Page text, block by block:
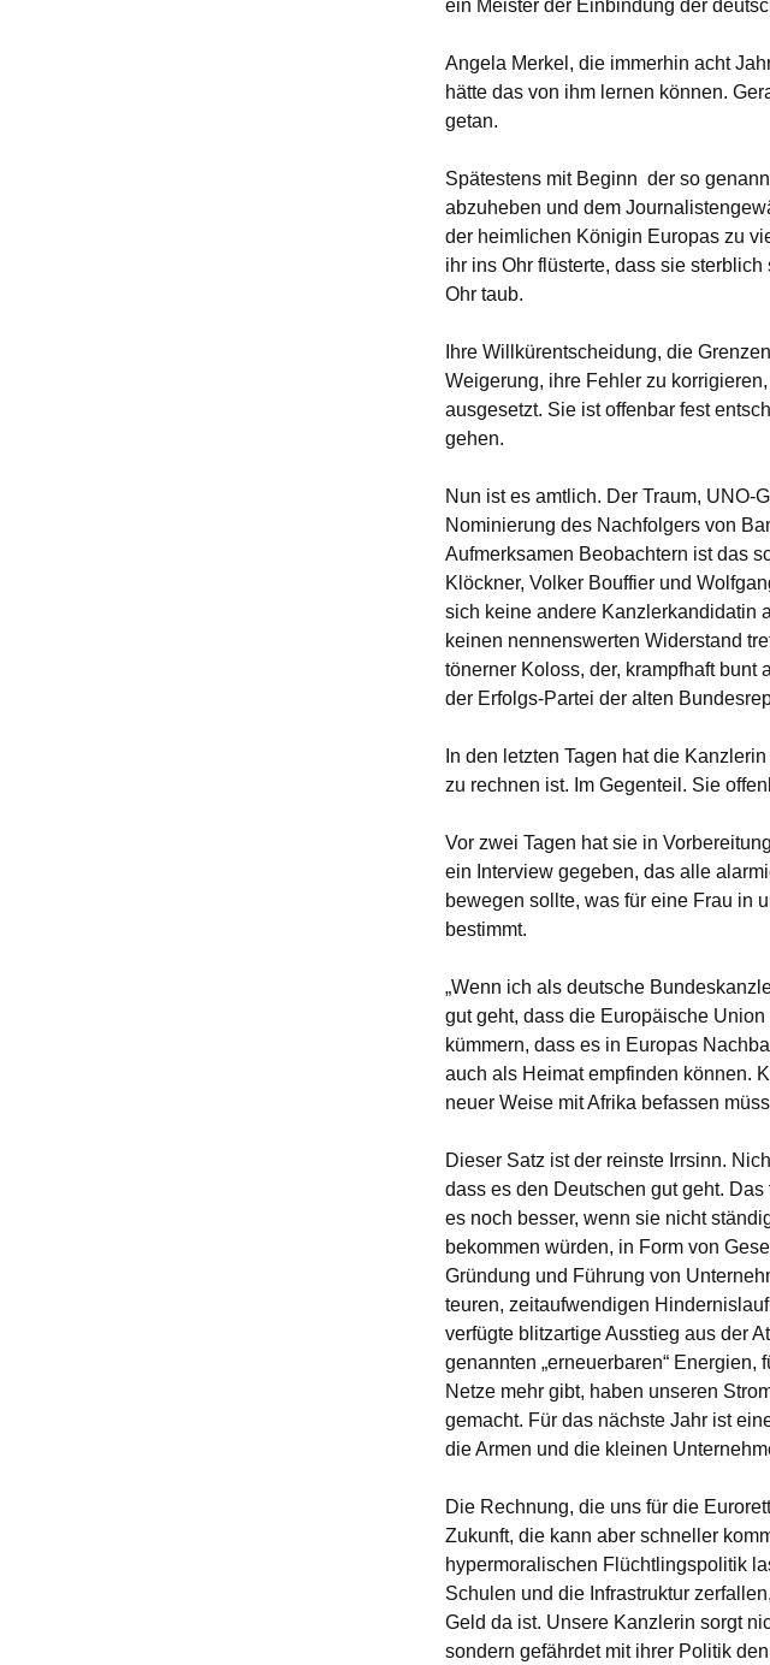
ein Meister der Einbindung der
Angela Merkel, die immerhin acht
hätte das von ihm lernen können.
getan.
Spätestens mit Beginn der so
abzuheben und dem
der heimlichen Königin Europas zu
ihr ins Ohr flüsterte, dass sie
Ohr taub.
Ihre Willkürentscheidung, die
Weigerung, ihre Fehler zu
ausgesetzt. Sie ist offenbar fest
gehen.
Nun ist es amtlich. Der Traum, UNO-
Nominierung des Nachfolgers von
Aufmerksamen Beobachtern ist das
Klöckner, Volker Bouffier und
sich keine andere Kanzlerkandidatin
keinen nennenswerten Widerstand
tönerner Koloss, der, krampfhaft
der Erfolgs-Partei der alten
In den letzten Tagen hat die
zu rechnen ist. Im Gegenteil. Sie
Vor zwei Tagen hat sie in
ein Interview gegeben, das alle
bewegen sollte, was für eine Frau in
bestimmt.
„Wenn ich als deutsche
gut geht, dass die Europäische
kümmern, dass es in Europas
auch als Heimat empfinden können.
neuer Weise mit Afrika befassen
Dieser Satz ist der reinste Irrsinn.
dass es den Deutschen gut geht.
es noch besser, wenn sie nicht
bekommen würden, in Form von
Gründung und Führung von
teuren, zeitaufwendigen
verfügte blitzartige Ausstieg aus der
genannten „erneuerbaren“
Netze mehr gibt, haben unseren
gemacht. Für das nächste Jahr ist
die Armen und die kleinen
Die Rechnung, die uns für die
Zukunft, die kann aber schneller
hypermoralischen Flüchtlingspolitik
Schulen und die Infrastruktur
Geld da ist. Unsere Kanzlerin sorgt
sondern gefährdet mit ihrer Politik